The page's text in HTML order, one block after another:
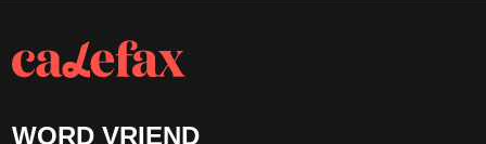
WORD VRIEND